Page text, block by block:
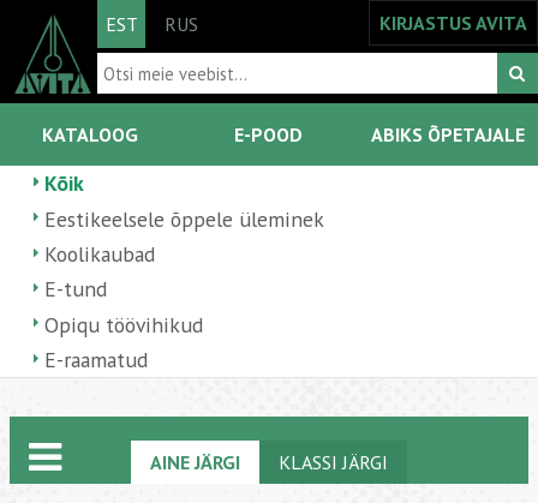
EST RUS KIRJASTUS AVITA
KATALOOG E-POOD ABIKS ÕPETAJALE
Kõik
Eestikeelsele õppele üleminek
Koolikaubad
E-tund
Opiqu töövihikud
E-raamatud
AINE JÄRGI KLASSI JÄRGI